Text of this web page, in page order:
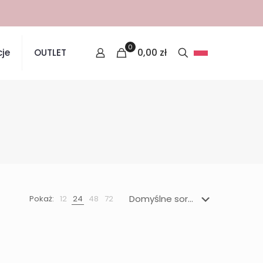
OUTLET 0 0,00 zł
Pokaż: 12 24 48 72